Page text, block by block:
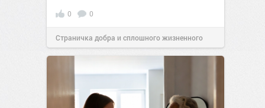
0 0
Страничка добра и сплошного жизненного
позитива!